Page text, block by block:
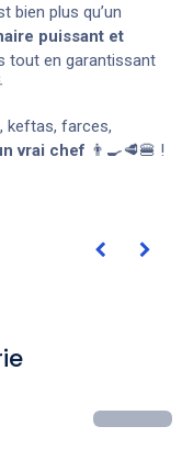
bien plus qu’un
puissant et
tout en garantissant
keftas, farces,
vrai chef 👨‍🍳🥩🍔 !